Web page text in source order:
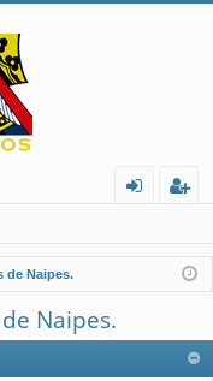
nt
ifi
ist
ra
de Naipes.
Naipes.